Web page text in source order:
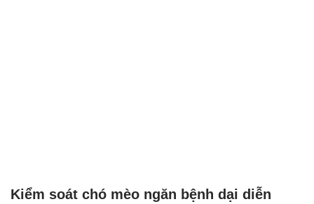
Kiểm soát chó mèo ngăn bệnh dại diễn